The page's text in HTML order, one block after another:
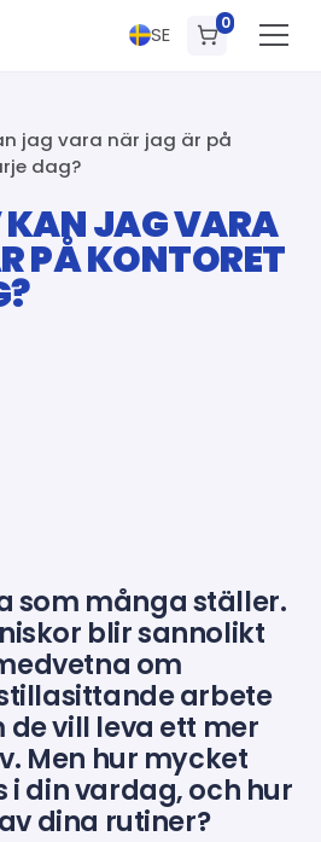
SE 0
jag vara när jag är på
dag?
JAG VARA
PÅ KONTORET
som många ställer.
blir sannolikt
om
arbete
vill leva ett mer
Men hur mycket
i din vardag, och hur
dina rutiner?